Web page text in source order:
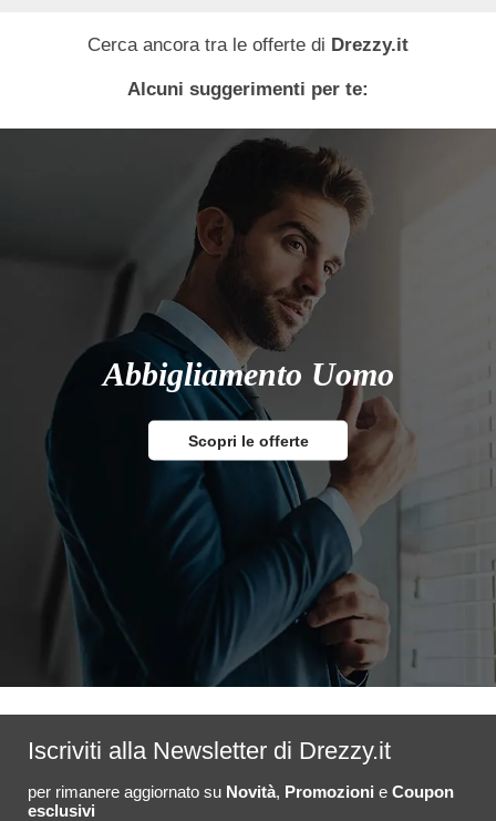
Cerca ancora tra le offerte di Drezzy.it
Alcuni suggerimenti per te:
Abbigliamento Uomo
Scopri le offerte
Iscriviti alla Newsletter di Drezzy.it
per rimanere aggiornato su Novità, Promozioni e Coupon
esclusivi